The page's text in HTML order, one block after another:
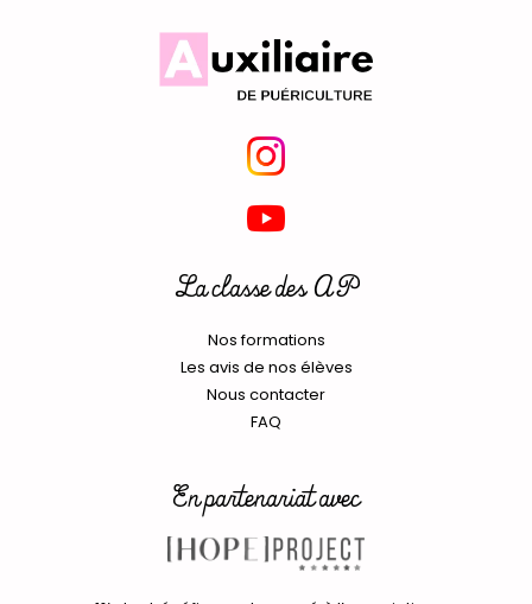
La classe des AP
Nos formations
Les avis de nos élèves
Nous contacter
FAQ
En partenariat avec